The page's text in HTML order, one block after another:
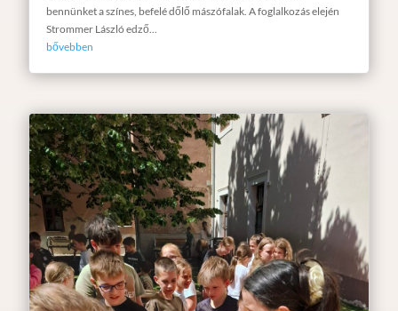
bennünket a színes, befelé dőlő mászófalak. A foglalkozás elején
Strommer László edző...
bővebben